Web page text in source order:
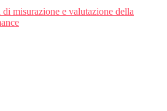
di misurazione e valutazione della